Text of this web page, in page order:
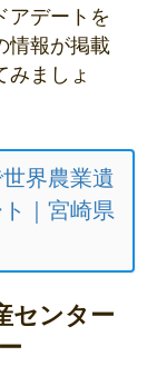
アデートを
情報が掲載
みましょ
界農業遺
｜宮崎県
センター